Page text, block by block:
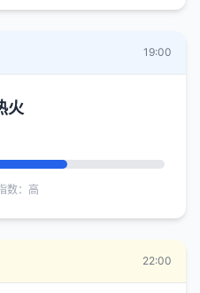
19:00
火
数：高
22:00